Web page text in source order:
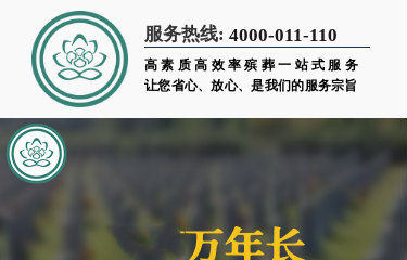
服务热线: 4000-011-110
高素质高效率殡葬一站式服务
让您省心、放心、是我们的服务宗旨